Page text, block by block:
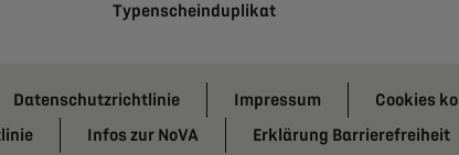
Typenscheinduplikat
Datenschutzrichtlinie Impressum
Cookies
Infos zur NoVA Erklärung Barrierefreiheit